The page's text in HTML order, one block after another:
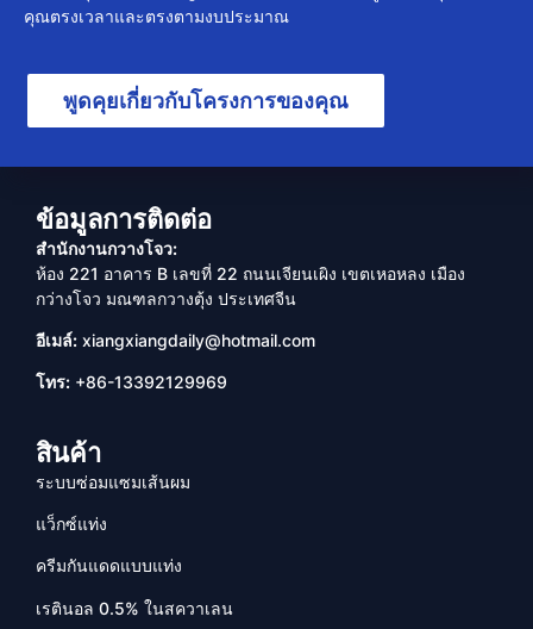
คุณตรงเวลาและตรงตามงบประมาณ
พูดคุยเกี่ยวกับโครงการของคุณ
ข้อมูลการติดต่อ
สำนักงานกวางโจว:
ห้อง 221 อาคาร B เลขที่ 22 ถนนเจียนเผิง เขตเหอหลง เมือง
กว่างโจว มณฑลกวางตุ้ง ประเทศจีน
อีเมล์: xiangxiangdaily@hotmail.com
โทร: +86-13392129969
สินค้า
ระบบซ่อมแซมเส้นผม
แว็กซ์แท่ง
ครีมกันแดดแบบแท่ง
เรตินอล 0.5% ในสควาเลน